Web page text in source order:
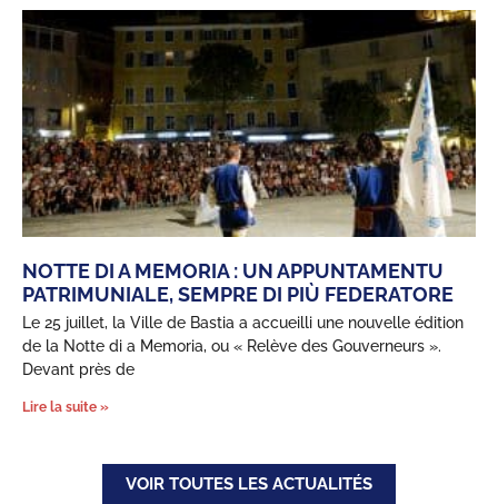
Confidentialité
grâce aux statistiques de navigation. Si vous cliquez sur « Accepter
pas déposés. Votre choix est conservé pendant 6 mois et vous
NOTTE DI A MEMORIA : UN APPUNTAMENTU
PATRIMUNIALE, SEMPRE DI PIÙ FEDERATORE
Le 25 juillet, la Ville de Bastia a accueilli une nouvelle édition
de la Notte di a Memoria, ou « Relève des Gouverneurs ».
Devant près de
Lire la suite »
VOIR TOUTES LES ACTUALITÉS